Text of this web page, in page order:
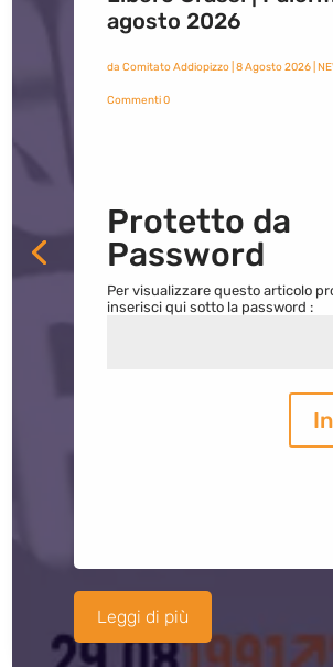
agosto 2026
da Comitato Addiopizzo| 8 Agosto 2026|
Commenti 0
Protetto da
Password
Per visualizzare questo articolo
inserisci qui sotto la password :
Leggi di più